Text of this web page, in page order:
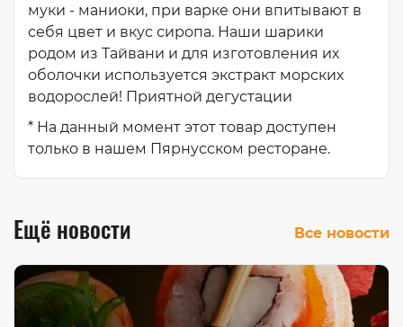
муки - маниоки, при варке они впитывают в
себя цвет и вкус сиропа. Наши шарики
родом из Тайвани и для изготовления их
оболочки используется экстракт морских
водорослей! Приятной дегустации
* На данный момент этот товар доступен
только в нашем Пярнусском ресторане.
Ещё новости Все новости